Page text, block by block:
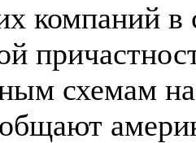
компаний в
схемам на